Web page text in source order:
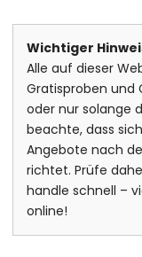
Wichtiger
Alle auf dieser
Gratisproben und
oder nur solange
beachte, dass
Angebote nach
richtet. Prüfe
handle schnell –
online!